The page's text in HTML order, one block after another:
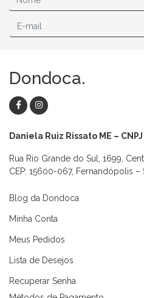
Dondoca.
Daniela Ruiz Rissato ME –
Rua Rio Grande do Sul, 1699,
CEP: 15600-067, Fernandópolis –
Blog da Dondoca
Minha Conta
Meus Pedidos
Lista de Desejos
Recuperar Senha